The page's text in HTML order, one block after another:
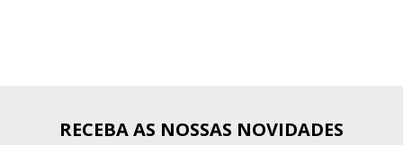
RECEBA AS NOSSAS NOVIDADES